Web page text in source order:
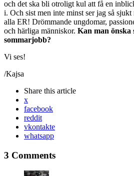
och det ska bli otroligt kul att få en
i. Och sist men inte minst ser jag så
alla ER! Drömmande ungdomar,
och härliga människor. Kan man önska
sommarjobb?
Vi ses!
/Kajsa
Share this article
x
facebook
reddit
vkontakte
whatsapp
3 Comments